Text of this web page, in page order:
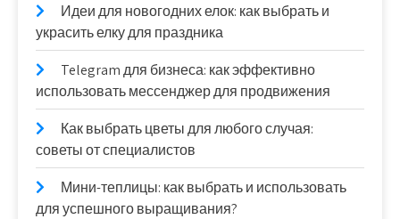
Идеи для новогодних елок: как выбрать и
украсить елку для праздника
Telegram для бизнеса: как эффективно
использовать мессенджер для продвижения
Как выбрать цветы для любого случая:
советы от специалистов
Мини-теплицы: как выбрать и использовать
для успешного выращивания?